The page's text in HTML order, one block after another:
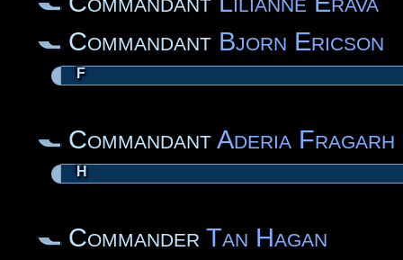
Commandant Bjorn Ericson
F
CommandantAderia Fragarh
H
Commander Tan Hagan